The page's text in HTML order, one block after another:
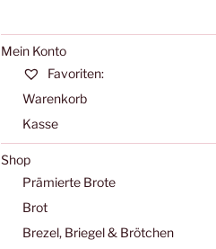
Mein Konto
Favoriten:
Warenkorb
Kasse
Shop
Prämierte Brote
Brot
Brezel, Briegel & Brötchen